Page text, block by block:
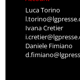
Luca Torino
Ivana Cretier
Daniele Fimiano